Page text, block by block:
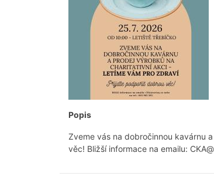
Popis
Zveme vás na dobročinnou kavárnu
věc! Bližší informace na emailu: